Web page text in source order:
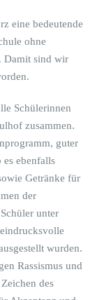
eine bedeutende
ohne
Damit sind wir
Schülerinnen
zusammen.
guter
es ebenfalls
Getränke für
der
unter
wurden.
Rassismus und
des